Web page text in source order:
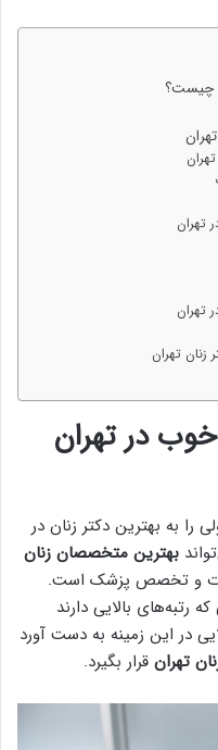
چیست؟
در تهران
را به بهترین دکتر زنان در
بهترین متخصصان زنان
و تخصص پزشک است.
رتبه‌های بالایی دارند
در این زمینه به دست آورد
تهران قرار بگیرد.